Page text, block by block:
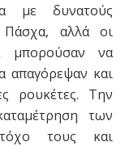
με δυνατούς
αλλά οι
να
απαγόρεψαν και
ρουκέτες. Την
των
τους και